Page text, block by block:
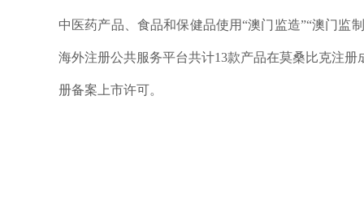
中医药产品、食品和保健品使用“澳门监造”“澳门监
海外注册公共服务平台共计13款产品在莫桑比克注
册备案上市许可。